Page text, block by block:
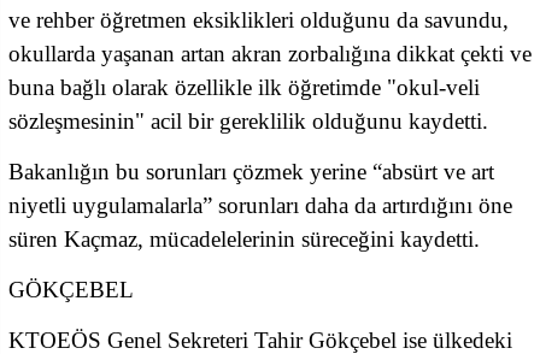
ve rehber öğretmen eksiklikleri olduğunu da savundu,
okullarda yaşanan artan akran zorbalığına dikkat çekti ve
buna bağlı olarak özellikle ilk öğretimde "okul-veli
sözleşmesinin" acil bir gereklilik olduğunu kaydetti.
Bakanlığın bu sorunları çözmek yerine “absürt ve art
niyetli uygulamalarla” sorunları daha da artırdığını öne
süren Kaçmaz, mücadelelerinin süreceğini kaydetti.
GÖKÇEBEL
KTOEÖS Genel Sekreteri Tahir Gökçebel ise ülkedeki